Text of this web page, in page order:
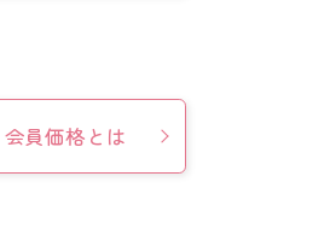
会員価格とは